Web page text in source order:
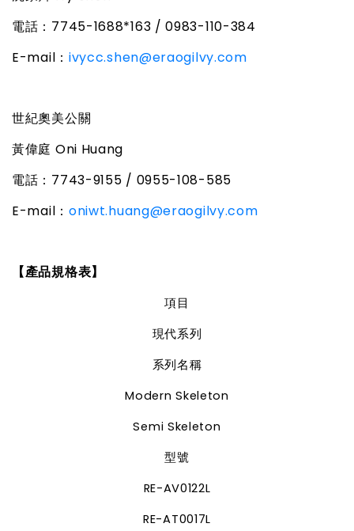
電話： 7745-1688*163 / 0983-110-384
E-mail ： ivycc.shen@eraogilvy.com
世紀奧美公關
黃偉庭 Oni Huang
電話： 7743-9155 / 0955-108-585
E-mail ： oniwt.huang@eraogilvy.com
【產品規格表】
項目
現代系列
系列名稱
Modern Skeleton
Semi Skeleton
型號
RE-AV0122L
RE-AT0017L